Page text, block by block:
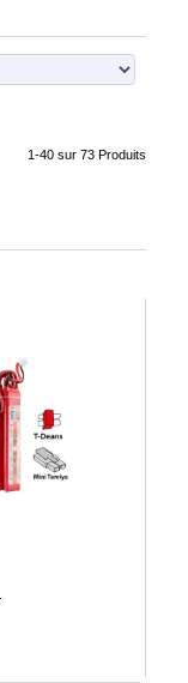
1-40 sur 73 Produits